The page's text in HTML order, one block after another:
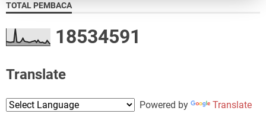
TOTAL PEMBACA
18534591
Translate
Powered by Translate